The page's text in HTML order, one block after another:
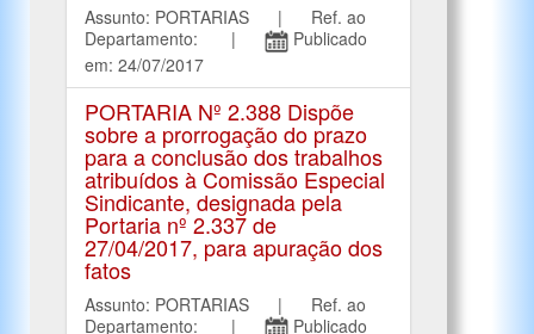
Assunto: PORTARIAS | Ref. ao
Departamento: |
Publicado
em: 24/07/2017
PORTARIA Nº 2.388 Dispõe
sobre a prorrogação do prazo
para a conclusão dos trabalhos
atribuídos à Comissão Especial
Sindicante, designada pela
Portaria nº 2.337 de
27/04/2017, para apuração dos
fatos
Assunto: PORTARIAS | Ref. ao
Departamento: |
Publicado